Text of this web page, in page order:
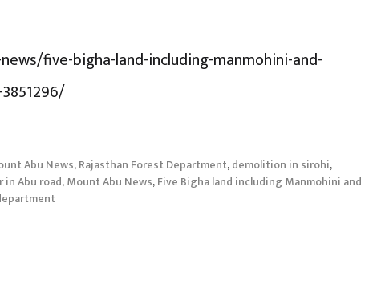
five-bigha-land-including-manmohini-and-
Abu News,Rajasthan Forest Department,demolition in sirohi,
in Abu road,Mount Abu News,Five Bigha land including Manmohini and